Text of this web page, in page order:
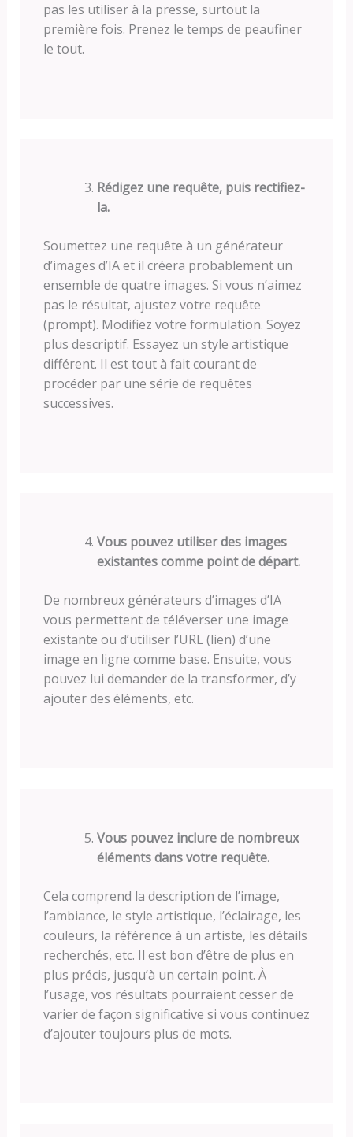
pas les utiliser à la presse, surtout la
première fois. Prenez le temps de peaufiner
le tout.
Rédigez une requête, puis rectifiez-
la.
Soumettez une requête à un générateur
d’images d’IA et il créera probablement un
ensemble de quatre images. Si vous n’aimez
pas le résultat, ajustez votre requête
(prompt). Modifiez votre formulation. Soyez
plus descriptif. Essayez un style artistique
différent. Il est tout à fait courant de
procéder par une série de requêtes
successives.
Vous pouvez utiliser des images
existantes comme point de départ.
De nombreux générateurs d’images d’IA
vous permettent de téléverser une image
existante ou d’utiliser l’URL (lien) d’une
image en ligne comme base. Ensuite, vous
pouvez lui demander de la transformer, d’y
ajouter des éléments, etc.
Vous pouvez inclure de nombreux
éléments dans votre requête.
Cela comprend la description de l’image,
l’ambiance, le style artistique, l’éclairage, les
couleurs, la référence à un artiste, les détails
recherchés, etc. Il est bon d’être de plus en
plus précis, jusqu’à un certain point. À
l’usage, vos résultats pourraient cesser de
varier de façon significative si vous continuez
d’ajouter toujours plus de mots.